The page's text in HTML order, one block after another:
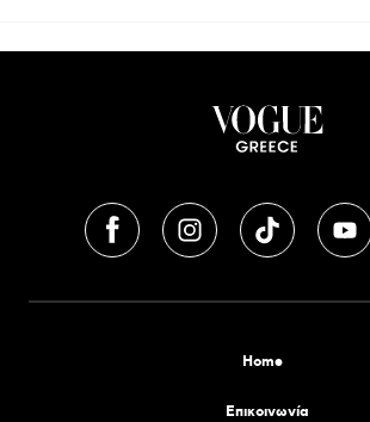
Home
Επικοινωνία